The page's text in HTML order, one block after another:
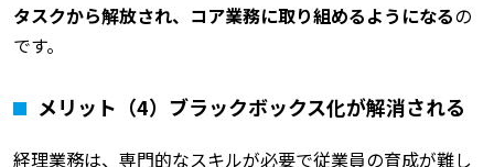
タスクから解放され、コア業務に取り組めるようになるの
です。
メリット（4）ブラックボックス化が解消される
経理業務は、専門的なスキルが必要で従業員の育成が難し